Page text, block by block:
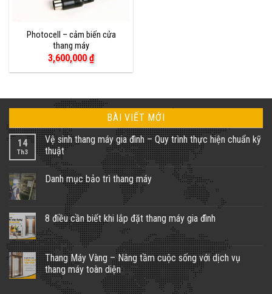
Photocell – cảm biến cửa
thang máy
3,600,000₫
BÀI VIẾT MỚI
14
Th3
Vệ sinh thang máy gia đình – Quy trình thực hiện chuẩn kỹ
thuật
Không
bình
thang
máy
gia
đình
–
Quy
trình
thực
hiện
chuẩn
Danh mục bảo trì thang máy
luận
ở
Danh
mục
bảo
trì
thang
máy
8 điều cần biết khi lắp đặt thang máy gia đình
Không
có
bình
luận
ở
8
điều
cần
Thang Máy Vàng – Nâng tầm cuộc sống với dịch vụ
thang máy toàn diện
Không